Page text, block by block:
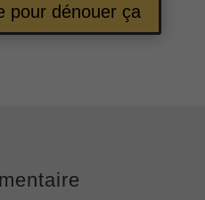
pour dénouer ça